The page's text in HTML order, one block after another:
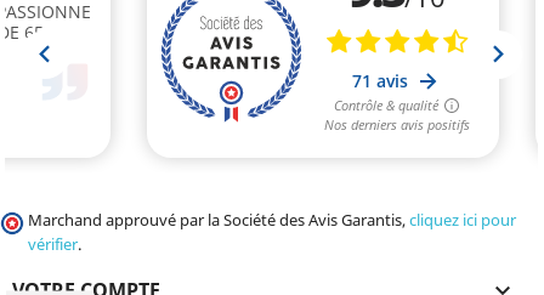
Marchand approuvé par la Société des Avis Garantis,cliquez ici pour
vérifier.